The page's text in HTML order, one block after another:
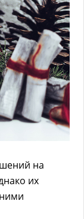
на
их